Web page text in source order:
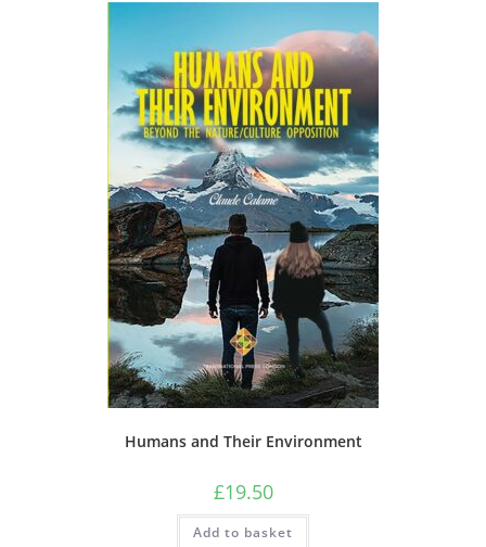
Humans and Their Environment
£19.50
Add to basket